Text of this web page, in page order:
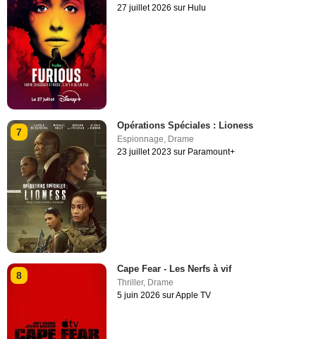
27 juillet 2026 sur Hulu
7
Opérations Spéciales : Lioness
Espionnage Drame
23 juillet 2023 sur Paramount+
8
Cape Fear - Les Nerfs à vif
Thriller, Drame
5 juin 2026 sur Apple TV